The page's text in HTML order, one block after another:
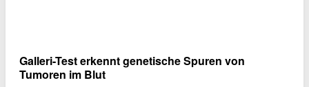
Galleri-Test erkennt genetische Spuren von
Tumoren im Blut